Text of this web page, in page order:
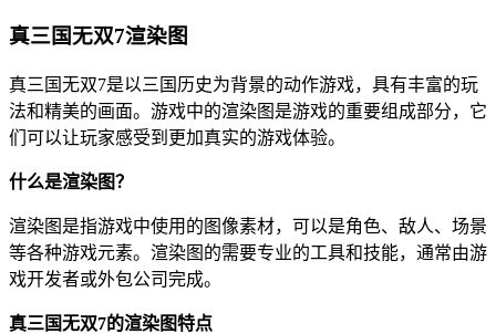
真三国无双7渲染图
真三国无双7是以三国历史为背景的动作游戏，具有丰富的玩
法和精美的画面。游戏中的渲染图是游戏的重要组成部分，它
们可以让玩家感受到更加真实的游戏体验。
什么是渲染图？
渲染图是指游戏中使用的图像素材，可以是角色、敌人、场景
等各种游戏元素。渲染图的需要专业的工具和技能，通常由游
戏开发者或外包公司完成。
真三国无双7的渲染图特点